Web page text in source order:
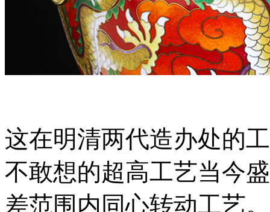
这在明清两代造办处的
不敢想的超高工艺当今
差范围内同心转动工艺